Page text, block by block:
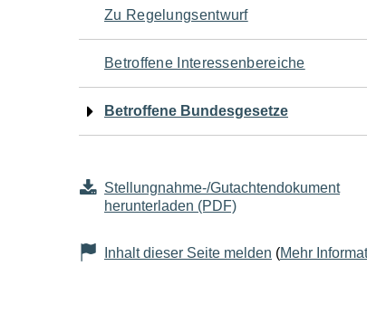
für
den
Seiteninhalt
Zu Regelungsentwurf
Betroffene Interessenbereiche
Betroffene Bundesgesetze
Stellungnahme-/Gutachtendokument
herunterladen (PDF)
Inhalt dieser Seite melden (Mehr